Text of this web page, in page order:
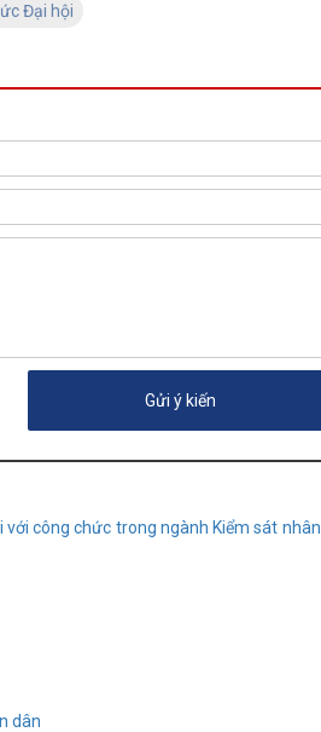
Đại hội
công chức trong ngành Kiểm sát nhân
dân